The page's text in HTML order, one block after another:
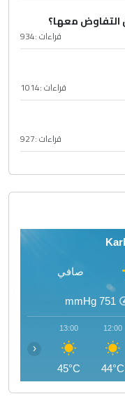
التفاوض معها؟
قراءات :934
قراءات :1014
قراءات :927
صافي
751
mmHg
12:00
44°C
13:00
45°C
‹